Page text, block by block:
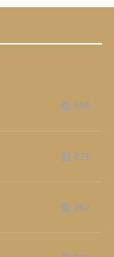
658
276
267